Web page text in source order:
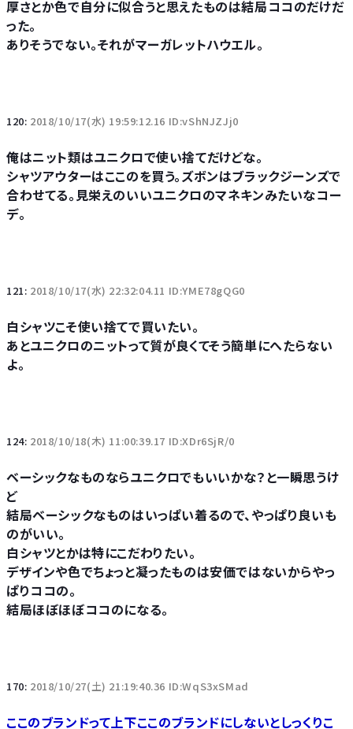
厚さとか色で自分に似合うと思えたものは結局ココのだけだ
った。
ありそうでない。それがマーガレットハウエル。
120: 2018/10/17(水) 19:59:12.16 ID:vShNJZJj0
俺はニット類はユニクロで使い捨てだけどな。
シャツアウターはここのを買う。ズボンはブラックジーンズで
合わせてる。見栄えのいいユニクロのマネキンみたいなコー
デ。
121: 2018/10/17(水) 22:32:04.11 ID:YME78gQG0
白シャツこそ使い捨てで買いたい。
あとユニクロのニットって質が良くてそう簡単にへたらない
よ。
124: 2018/10/18(木) 11:00:39.17 ID:XDr6SjR/0
ベーシックなものならユニクロでもいいかな？と一瞬思うけ
ど
結局ベーシックなものはいっぱい着るので、やっぱり良いも
のがいい。
白シャツとかは特にこだわりたい。
デザインや色でちょっと凝ったものは安価ではないからやっ
ぱりココの。
結局ほぼほぼココのになる。
170: 2018/10/27(土) 21:19:40.36 ID:WqS3xSMad
ここのブランドって上下ここのブランドにしないとしっくりこ